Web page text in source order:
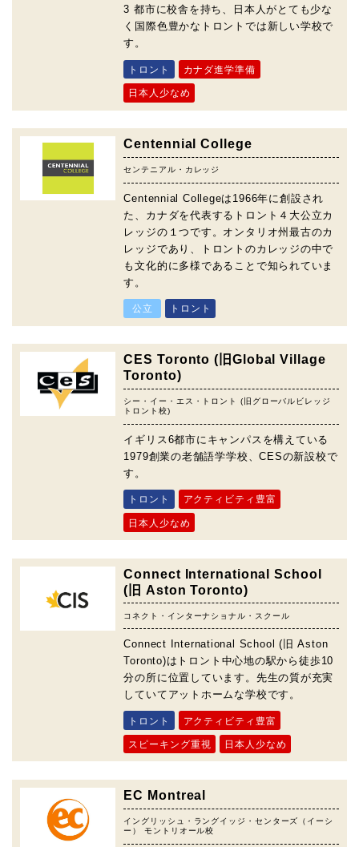
3 都市に校舎を持ち、日本人がとても少な
く国際色豊かなトロントでは新しい学校で
す。
トロント カナダ進学準備
日本人少なめ
Centennial College
センテニアル・カレッジ
Centennial Collegeは1966年に創設され
た、カナダを代表するトロント４大公立カ
レッジの１つです。オンタリオ州最古のカ
レッジであり、トロントのカレッジの中で
も文化的に多様であることで知られていま
す。
公立 トロント
CES Toronto (旧Global Village
Toronto)
シー・イー・エス・トロント (旧グローバルビレッジ
トロント校)
イギリス6都市にキャンパスを構えている
1979創業の老舗語学学校、CESの新設校で
す。
トロント アクティビティ豊富
日本人少なめ
Connect International School
(旧 Aston Toronto)
コネクト・インターナショナル・スクール
Connect International School (旧 Aston
Toronto)はトロント中心地の駅から徒歩10
分の所に位置しています。先生の質が充実
していてアットホームな学校です。
トロント アクティビティ豊富
スピーキング重視 日本人少なめ
EC Montreal
イングリッシュ・ラングイッジ・センターズ（イーシ
ー） モントリオール校